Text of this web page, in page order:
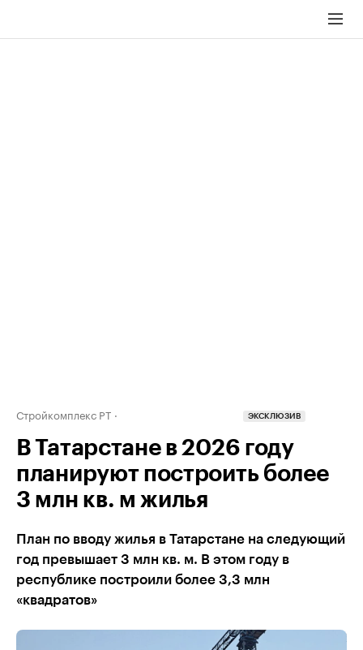
Стройкомплекс РТ ЭКСКЛЮЗИВ
В Татарстане в 2026 году
планируют построить более
3 млн кв. м жилья
План по вводу жилья в Татарстане на следующий
год превышает 3 млн кв. м. В этом году в
республике построили более 3,3 млн
«квадратов»